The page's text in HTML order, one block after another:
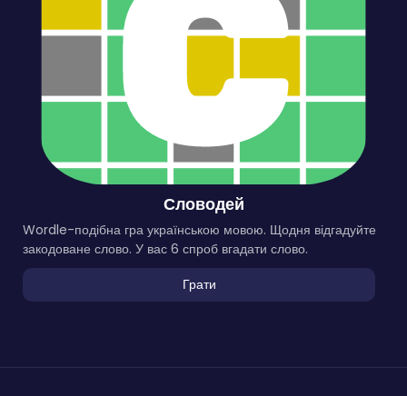
Словодей
Wordle-подібна гра українською мовою. Щодня відгадуйте
закодоване слово. У вас 6 спроб вгадати слово.
Грати